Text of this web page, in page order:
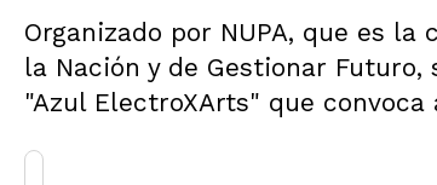
Organizado por NUPA, que es
la Nación y de Gestionar
"Azul ElectroXArts" que